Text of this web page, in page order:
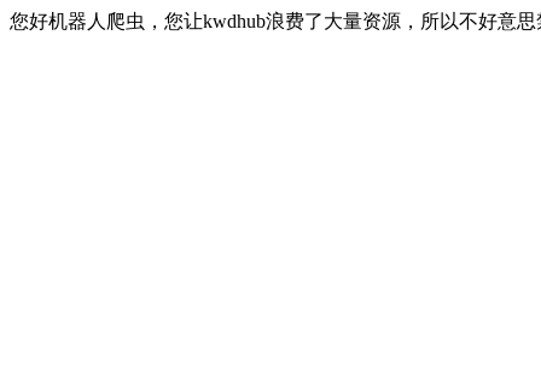
您好机器人爬虫，您让kwdhub浪费了大量资源，所以不好意